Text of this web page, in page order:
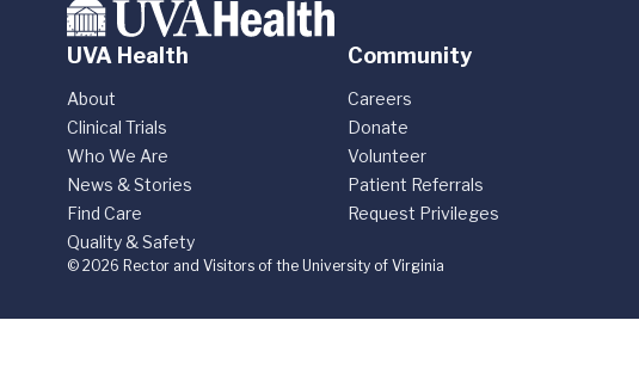
UVA Health
About
Clinical Trials
Who We Are
News & Stories
Find Care
Quality & Safety
Community
Careers
Donate
Volunteer
Patient Referrals
Request Privileges
© 2026 Rector and Visitors of the University of Virginia